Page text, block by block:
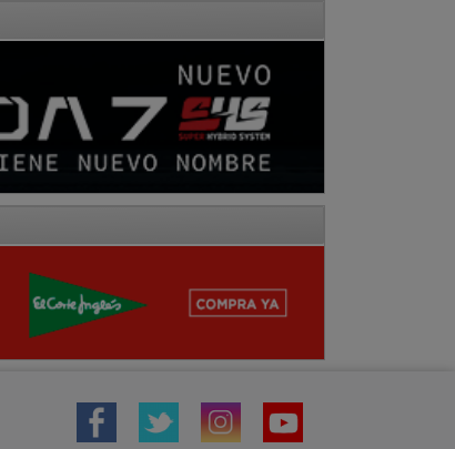
COMARCA MOLINA